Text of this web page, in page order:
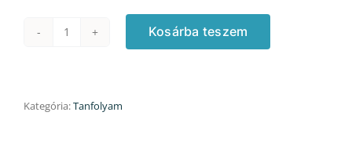
Mentes
26.980
Kosárba teszem
Kategória:Tanfolyam